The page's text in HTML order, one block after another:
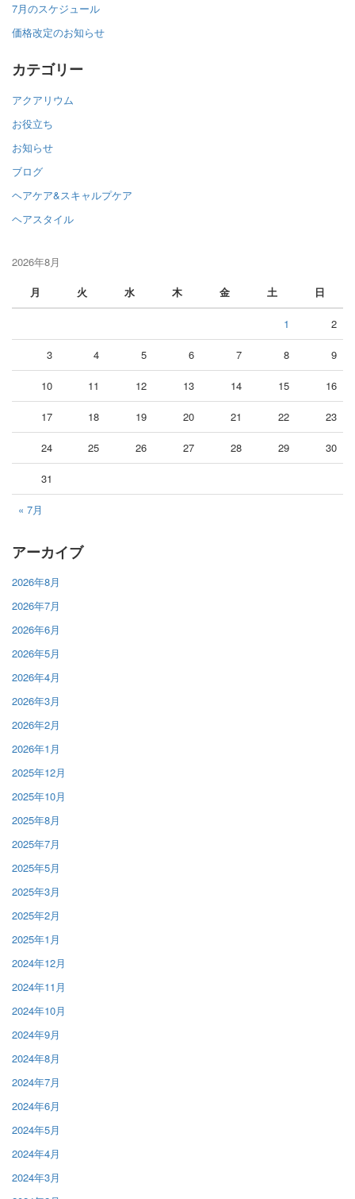
7月のスケジュール
価格改定のお知らせ
カテゴリー
アクアリウム
お役立ち
お知らせ
ブログ
ヘアケア&スキャルプケア
ヘアスタイル
2026年8月
月
火 水 木 金 土 日
« 7月
1 2
3 4 5 6 7 8 9
10 11 12 13 14 15 16
17 18 19 20 21 22 23
24 25 26 27 28 29 30
31
アーカイブ
2026年8月
2026年7月
2026年6月
2026年5月
2026年4月
2026年3月
2026年2月
2026年1月
2025年12月
2025年10月
2025年8月
2025年7月
2025年5月
2025年3月
2025年2月
2025年1月
2024年12月
2024年11月
2024年10月
2024年9月
2024年8月
2024年7月
2024年6月
2024年5月
2024年4月
2024年3月